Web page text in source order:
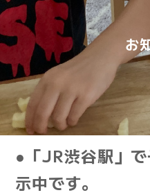
お
●「JR渋谷駅」
示中です。